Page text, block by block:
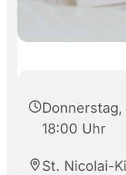
18:00 Uhr
St. Nicolai-